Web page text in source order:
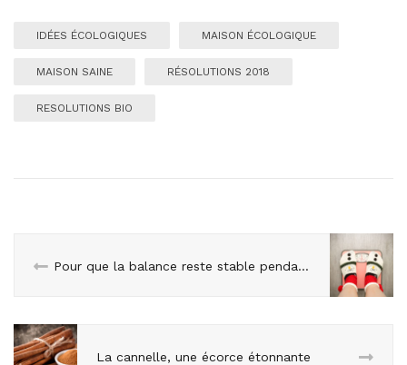
IDÉES ÉCOLOGIQUES MAISON ÉCOLOGIQUE
MAISON SAINE RÉSOLUTIONS 2018
RESOLUTIONS BIO
Pour que la balance reste stable pendant les fêtes !
La cannelle, une écorce étonnante